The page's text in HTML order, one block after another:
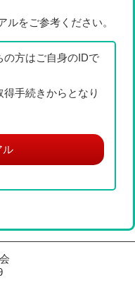
ルをご参考ください。
方はご自身のIDで
手続きからとなり
ル